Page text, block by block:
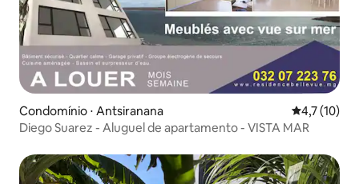
Condomínio ⋅ Antsiranana 4,7 de uma
4,7 (10)
Diego Suarez - Aluguel de apartamento - VISTA MAR